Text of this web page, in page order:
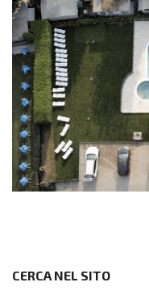
CERCA NEL SITO